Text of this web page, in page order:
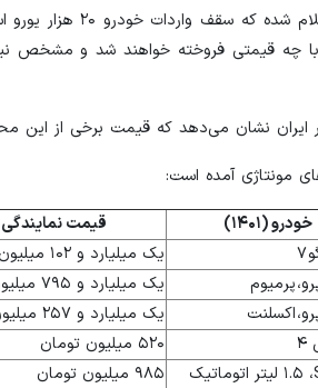
موتمنی تاکید کرد:
قیمتی فروخته خواهند شد و مشخص
ایران نشان می‌دهد که قیمت برخی از
مونتاژی آمده است:
خودرو (۱۴۰۱) قیمت نمایندگی
یک میلیارد و ۱۰۲ میلیون تومان
یک میلیارد و ۷۹۵ میلیون تومان
یک میلیارد و ۲۵۷ میلیون تومان
۵۲۰ میلیون تومان
۹۸۵ میلیون تومان